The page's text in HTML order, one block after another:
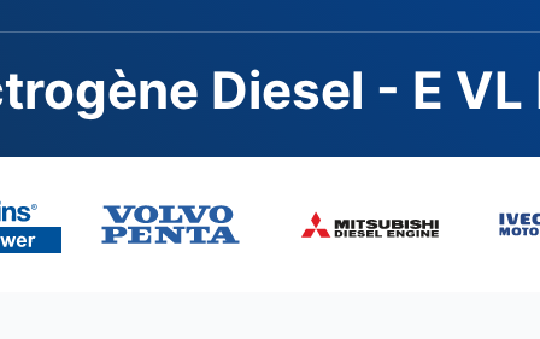
Diesel - E
MECC